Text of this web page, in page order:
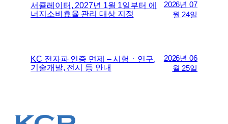
서큘레이터, 2027년 1월 1일부터 에
너지소비효율 관리 대상 지정
2026년 07
월 24일
KC 전자파 인증 면제 – 시험ㆍ연구,
기술개발, 전시 등 안내
2026년 06
월 25일